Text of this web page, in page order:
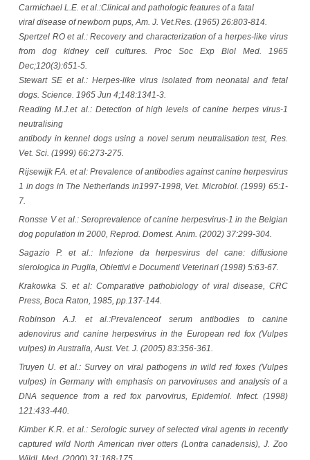
Carmichael L.E. et al.:Clinical and pathologic features of a fatal
viral disease of newborn pups, Am. J. Vet.Res. (1965) 26:803-814.
Spertzel RO et al.: Recovery and characterization of a herpes-like virus
from dog kidney cell cultures. Proc Soc Exp Biol Med. 1965
Dec;120(3):651-5.
Stewart SE et al.: Herpes-like virus isolated from neonatal and fetal
dogs. Science. 1965 Jun 4;148:1341-3.
Reading M.J.et al.: Detection of high levels of canine herpes virus-1
neutralising
antibody in kennel dogs using a novel serum neutralisation test, Res.
Vet. Sci. (1999) 66:273-275.
Rijsewijk F.A. et al: Prevalence of antibodies against canine herpesvirus
1 in dogs in The Netherlands in1997-1998, Vet. Microbiol. (1999) 65:1-
7.
Ronsse V et al.: Seroprevalence of canine herpesvirus-1 in the Belgian
dog population in 2000, Reprod. Domest. Anim. (2002) 37:299-304.
Sagazio P. et al.: Infezione da herpesvirus del cane: diffusione
sierologica in Puglia, Obiettivi e Documenti Veterinari (1998) 5:63-67.
Krakowka S. et al: Comparative pathobiology of viral disease, CRC
Press, Boca Raton, 1985, pp.137-144.
Robinson A.J. et al.:Prevalenceof serum antibodies to canine
adenovirus and canine herpesvirus in the European red fox (Vulpes
vulpes) in Australia, Aust. Vet. J. (2005) 83:356-361.
Truyen U. et al.: Survey on viral pathogens in wild red foxes (Vulpes
vulpes) in Germany with emphasis on parvoviruses and analysis of a
DNA sequence from a red fox parvovirus, Epidemiol. Infect. (1998)
121:433-440.
Kimber K.R. et al.: Serologic survey of selected viral agents in recently
captured wild North American river otters (Lontra canadensis), J. Zoo